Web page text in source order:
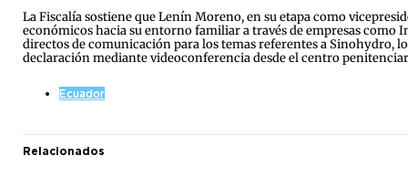
La Fiscalía sostiene que Lenín Moreno, en su etapa como
económicos hacia su entorno familiar a través de empresas como
directos de comunicación para los temas referentes a Sinohydro,
declaración mediante videoconferencia desde el centro
Ecuador
Relacionados